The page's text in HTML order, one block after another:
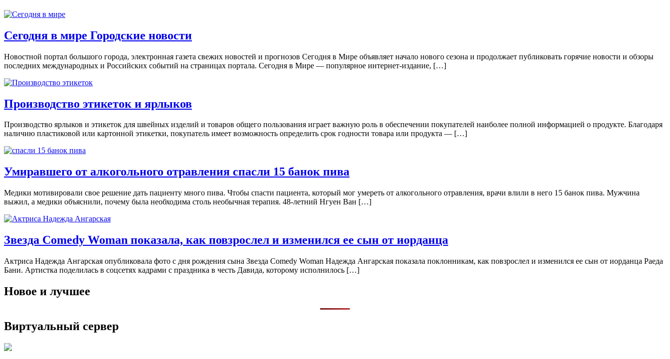
Сегодня в мире Городские новости
Новостной портал большого города, электронная газета свежих новостей и прогнозов Сегодня в Мире объявляет начало нового сезона и продолжает публиковать горячие новости и обзоры
последних международных и Российских событий на страницах портала. Сегодня в Мире — популярное интернет-издание, […]
Производство этикеток и ярлыков
Производство ярлыков и этикеток для швейных изделий и товаров общего пользования играет важную роль в обеспечении покупателей наиболее полной информацией о продукте. Благодаря
наличию пластиковой или картонной этикетки, покупатель имеет возможность определить срок годности товара или продукта — […]
Умиравшего от алкогольного отравления спасли 15 банок пива
Медики мотивировали свое решение дать пациенту много пива. Чтобы спасти пациента, который мог умереть от алкогольного отравления, врачи влили в него 15 банок пива. Мужчина
выжил, а медики объяснили, почему была необходима столь необычная терапия. 48-летний Нгуен Ван […]
Звезда Comedy Woman показала, как повзрослел и изменился ее сын от иорданца
Актриса Надежда Ангарская опубликовала фото с дня рождения сына Звезда Comedy Woman Надежда Ангарская показала поклонникам, как повзрослел и изменился ее сын от иорданца Раеда
Бани. Артистка поделилась в соцсетях кадрами с праздника в честь Давида, которому исполнилось […]
Новое и лучшее
Виртуальный сервер